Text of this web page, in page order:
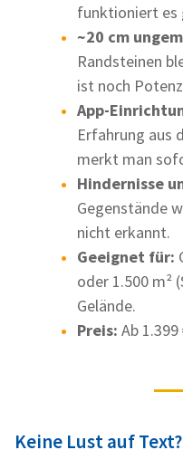
funktioniert es
~20 cm
Randsteinen
ist noch
App-
Erfahrung aus
merkt man
Hindernisse
Gegenstände
nicht erkannt.
Geeignet für:
oder 1.500 m²
Gelände.
Preis: Ab 1.399
Keine Lust auf